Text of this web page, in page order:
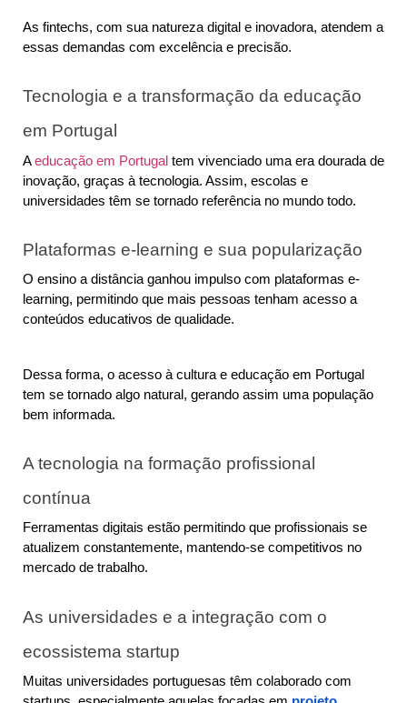
As fintechs, com sua natureza digital e inovadora, atendem a
essas demandas com excelência e precisão.
Tecnologia e a transformação da educação
em Portugal
A educação em Portugal tem vivenciado uma era dourada de
inovação, graças à tecnologia. Assim, escolas e
universidades têm se tornado referência no mundo todo.
Plataformas e-learning e sua popularização
O ensino a distância ganhou impulso com plataformas e-
learning, permitindo que mais pessoas tenham acesso a
conteúdos educativos de qualidade.
Dessa forma, o acesso à cultura e educação em Portugal
tem se tornado algo natural, gerando assim uma população
bem informada.
A tecnologia na formação profissional
contínua
Ferramentas digitais estão permitindo que profissionais se
atualizem constantemente, mantendo-se competitivos no
mercado de trabalho.
As universidades e a integração com o
ecossistema startup
Muitas universidades portuguesas têm colaborado com